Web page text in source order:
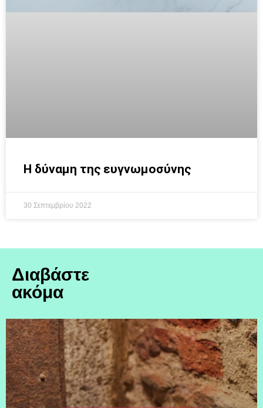
H δύναμη της ευγνωμοσύνης
30 Σεπτεμβρίου 2022
Διαβάστε
ακόμα